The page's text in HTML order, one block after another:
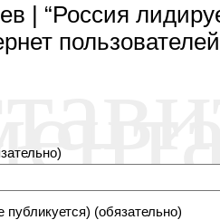
| “Россия
публикуется) (обязательно)